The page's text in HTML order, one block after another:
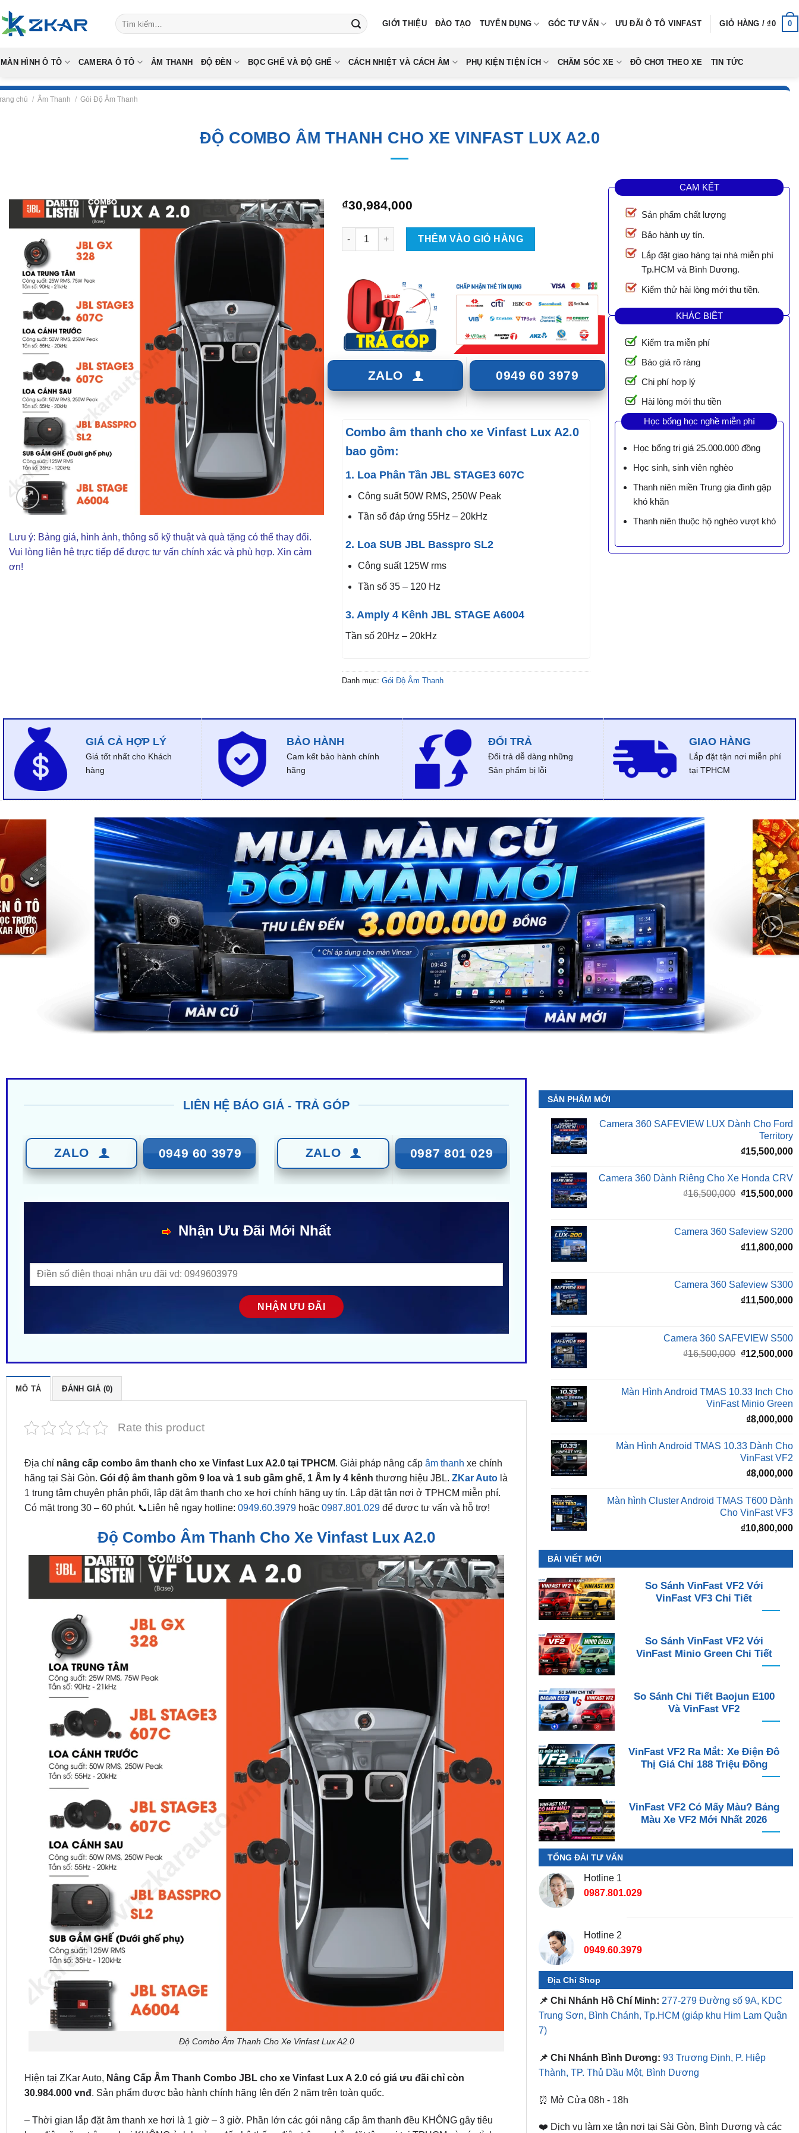
to
content
Tìm
kiếm:
GIỚI THIỆU ĐÀO TẠO TUYỂN DỤNG GÓC TƯ VẤN ƯU ĐÃI Ô TÔ VINFAST GIỎ HÀNG /₫0 0
MÀN HÌNH Ô TÔ CAMERA Ô TÔ ÂM THANH ĐỘ ĐÈN BỌC GHẾ VÀ ĐỘ GHẾ CÁCH NHIỆT VÀ CÁCH ÂM PHỤ KIỆN TIỆN ÍCH CHĂM SÓC XE ĐỒ CHƠI THEO XE TIN TỨC
chủ / Âm Thanh / Gói Độ Âm Thanh
ĐỘ COMBO ÂM THANH CHO XE VINFAST LUX A2.0
Lưu ý: Bảng giá, hình ảnh, thông số kỹ thuật và quà tặng có thể thay đổi.
Vui lòng liên hê trực tiếp để được tư vấn chính xác và phù hợp. Xin cảm
ơn!
₫30,984,000
Độ Combo Âm Thanh Cho Xe Vinfast Lux A2.0 số lượng
THÊM VÀO GIỎ HÀNG
ZALO 0949 60 3979
Combo âm thanh cho xe Vinfast Lux A2.0
bao gồm:
1. Loa Phân Tần JBL STAGE3 607C
Công suất 50W RMS, 250W Peak
Tần số đáp ứng 55Hz – 20kHz
2. Loa SUB JBL Basspro SL2
Công suất 125W rms
Tần số 35 – 120 Hz
3. Amply 4 Kênh JBL STAGE A6004
Tần số 20Hz – 20kHz
Danh mục: Gói Độ Âm Thanh
CAM KẾT
Sản phẩm chất lượng
Bảo hành uy tín.
Lắp đặt giao hàng tại nhà miễn phí
Tp.HCM và Bình Dương.
Kiểm thử hài lòng mới thu tiền.
KHÁC BIỆT
Kiểm tra miễn phí
Báo giá rõ ràng
Chi phí hợp lý
Hài lòng mới thu tiền
Học bổng học nghề miễn phí
Học bổng trị giá 25.000.000 đồng
Học sinh, sinh viên nghèo
Thanh niên miền Trung gia đình gặp
khó khăn
Thanh niên thuộc hộ nghèo vượt khó
GIÁ CẢ HỢP LÝ
Giá tốt nhất cho Khách
hàng
BẢO HÀNH
Cam kết bảo hành chính
hãng
ĐỔI TRẢ
Đổi trả dễ dàng những
Sản phẩm bị lỗi
GIAO HÀNG
Lắp đặt tận nơi miễn phí
tại TPHCM
LIÊN HỆ BÁO GIÁ - TRẢ GÓP
ZALO 0949 60 3979 ZALO 0987 801 029
Nhận Ưu Đãi Mới Nhất
MÔ TẢ ĐÁNH GIÁ (0)
Rate this product
Địa chỉ nâng cấp combo âm thanh cho xe Vinfast Lux A2.0 tại TPHCM. Giải pháp nâng cấp âm thanh xe chính
hãng tại Sài Gòn. Gói độ âm thanh gồm 9 loa và 1 sub gầm ghế, 1 Âm ly 4 kênh thương hiệu JBL. ZKar Autolà
1 trung tâm chuyên phân phối, lắp đặt âm thanh cho xe hơi chính hãng uy tín. Lắp đặt tận nơi ở TPHCM miễn phí.
Có mặt trong 30 – 60 phút. 📞Liên hệ ngay hotline: 0949.60.3979hoặc 0987.801.029để được tư vấn và hỗ trợ!
Độ Combo Âm Thanh Cho Xe Vinfast Lux A2.0
Độ Combo Âm Thanh Cho Xe Vinfast Lux A2.0
Hiện tại ZKar Auto, Nâng Cấp Âm Thanh Combo JBL cho xe Vinfast Lux A 2.0 có giá ưu đãi chỉ còn
30.984.000 vnđ. Sản phẩm được bảo hành chính hãng lên đến 2 năm trên toàn quốc.
– Thời gian lắp đặt âm thanh xe hơi là 1 giờ – 3 giờ. Phần lớn các gói nâng cấp âm thanh đều KHÔNG gây tiêu
SẢN PHẨM MỚI
Camera 360 SAFEVIEW LUX Dành Cho Ford
Territory
₫15,500,000
Camera 360 Dành Riêng Cho Xe Honda CRV
₫16,500,000 Giá
₫16,500,000.
₫15,500,000
Camera 360 Safeview S200
₫11,800,000
Camera 360 Safeview S300
₫11,500,000
Camera 360 SAFEVIEW S500
₫16,500,000 Giá
₫16,500,000.
₫12,500,000
Màn Hình Android TMAS 10.33 Inch Cho
VinFast Minio Green
₫8,000,000
Màn Hình Android TMAS 10.33 Dành Cho
VinFast VF2
₫8,000,000
Màn hình Cluster Android TMAS T600 Dành
Cho VinFast VF3
₫10,800,000
BÀI VIẾT MỚI
So Sánh VinFast VF2 Với
VinFast VF3 Chi Tiết
So Sánh VinFast VF2 Với
VinFast Minio Green Chi Tiết
So Sánh Chi Tiết Baojun E100
Và VinFast VF2
VinFast VF2 Ra Mắt: Xe Điện Đô
Thị Giá Chỉ 188 Triệu Đồng
VinFast VF2 Có Mấy Màu? Bảng
Màu Xe VF2 Mới Nhất 2026
TỔNG ĐÀI TƯ VẤN
Hotline 1
0987.801.029
Hotline 2
0949.60.3979
Địa Chỉ Shop
📌 Chi Nhánh Hồ Chí Minh: 277-279 Đường số 9A, KDC
Trung Sơn, Bình Chánh, Tp.HCM (giáp khu Him Lam Quận
7)
📌 Chi Nhánh Bình Dương: 93 Trương Định, P. Hiệp
Thành, TP. Thủ Dầu Một, Bình Dương
⏰ Mở Cửa 08h - 18h
❤️ Dịch vụ làm xe tận nơi tại Sài Gòn, Bình Dương và các